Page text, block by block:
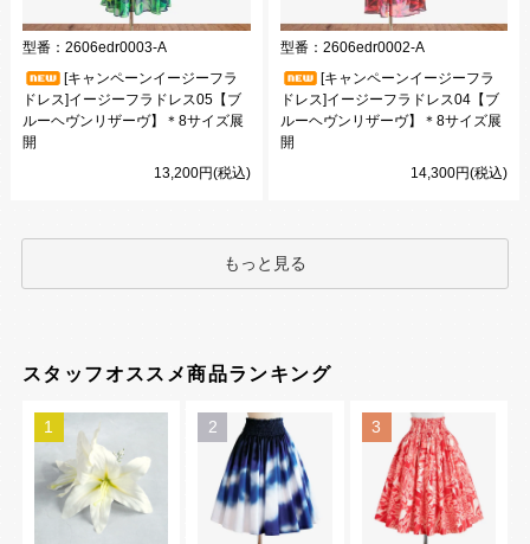
型番： 2606edr0003-A
[キャンペーンイージーフラ
ドレス]イージーフラドレス05【ブ
ルーヘヴンリザーヴ】＊8サイズ展
開
13,200円(税込)
型番： 2606edr0002-A
[キャンペーンイージーフラ
ドレス]イージーフラドレス04【ブ
ルーヘヴンリザーヴ】＊8サイズ展
開
14,300円(税込)
もっと見る
スタッフオススメ商品ランキング
1 2 3